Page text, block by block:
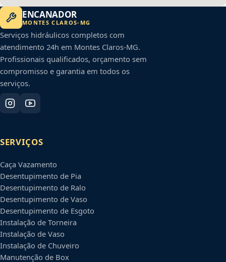
ENCANADOR
MONTES CLAROS- MG
Serviços hidráulicos completos com
atendimento 24h em Montes Claros-MG.
Profissionais qualificados, orçamento sem
compromisso e garantia em todos os
serviços.
SERVIÇOS
Caça Vazamento
Desentupimento de Pia
Desentupimento de Ralo
Desentupimento de Vaso
Desentupimento de Esgoto
Instalação de Torneira
Instalação de Vaso
Instalação de Chuveiro
Manutenção de Box